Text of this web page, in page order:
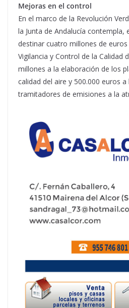
Mejoras en el control
En el marco de la Revolución
la Junta de Andalucía contempla,
destinar cuatro millones de
Vigilancia y Control de la Calidad
millones a la elaboración de los
calidad del aire y 500.000 euros
tramitadores de emisiones a la